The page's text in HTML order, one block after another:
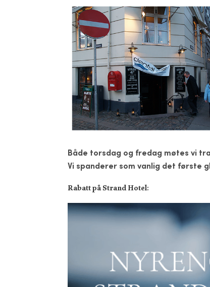
Både torsdag og fredag møtes vi
Vi spanderer som vanlig det første
Rabatt på Strand Hotel: